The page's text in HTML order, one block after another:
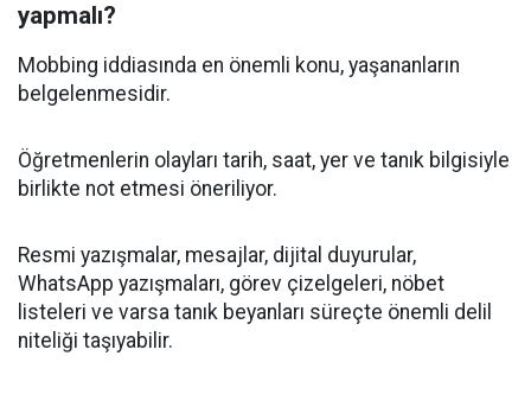
yapmalı?
Mobbing iddiasında en önemli konu, yaşananların
belgelenmesidir.
Öğretmenlerin olayları tarih, saat, yer ve tanık bilgisiyle
birlikte not etmesi öneriliyor.
Resmi yazışmalar, mesajlar, dijital duyurular,
WhatsApp yazışmaları, görev çizelgeleri, nöbet
listeleri ve varsa tanık beyanları süreçte önemli delil
niteliği taşıyabilir.